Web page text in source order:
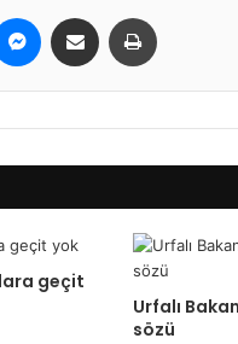
geçit
Urfalı
sözü